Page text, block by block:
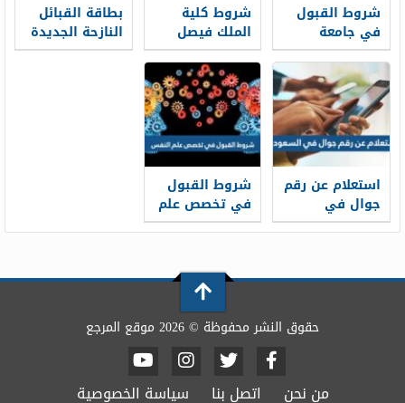
شروط القبول
في جامعة
الملك سعود
1448 والأوراق
المطلوبة
شروط كلية
الملك فيصل
الجوية للثانوي
1448 ونسب
القبول
بطاقة القبائل
النازحة الجديدة
1448
استعلام عن رقم
جوال في
السعودية
شروط القبول
في تخصص علم
النفس ونسب
حقوق النشر محفوظة © 2026 موقع المرجع
من نحن اتصل بنا سياسة الخصوصية